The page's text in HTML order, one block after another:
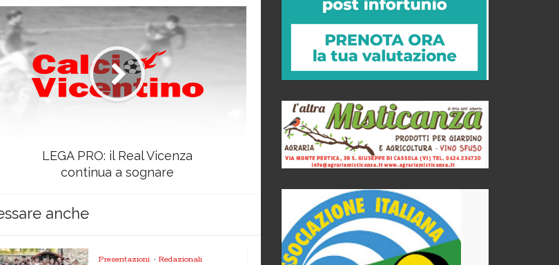
LEGA PRO: il Real Vicenza
continua a sognare
anche
Presentazioni • Redazionali